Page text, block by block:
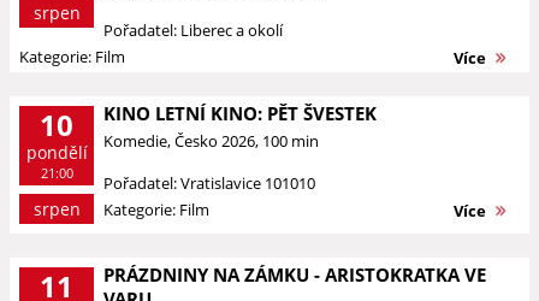
srpen
Pořadatel: Liberec a okolí
Kategorie: Film
Více
10
pondělí
21:00
srpen
KINO LETNÍ KINO: PĚT ŠVESTEK
Komedie, Česko 2026, 100 min
Pořadatel: Vratislavice 101010
Kategorie: Film
Více
11
PRÁZDNINY NA ZÁMKU - ARISTOKRATKA VE